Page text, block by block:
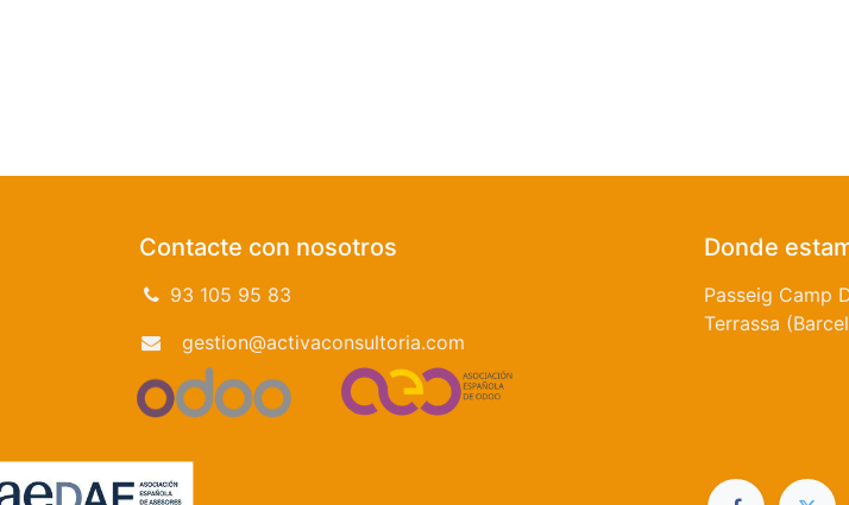
Contacte con nosotros
93 105 95 83
gestion@activaconsultoria.com
Donde
Passeig Camp
Terrassa